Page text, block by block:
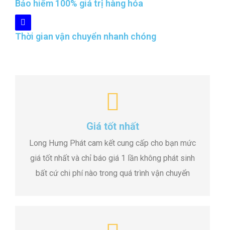
Bảo hiểm 100% giá trị hàng hóa
Thời gian vận chuyển nhanh chóng
Giá tốt nhất
Long Hưng Phát cam kết cung cấp cho bạn mức
giá tốt nhất và chỉ báo giá 1 lần không phát sinh
bất cứ chi phí nào trong quá trình vận chuyển